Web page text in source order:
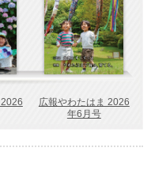
広報やわたはま 2026
年6月号